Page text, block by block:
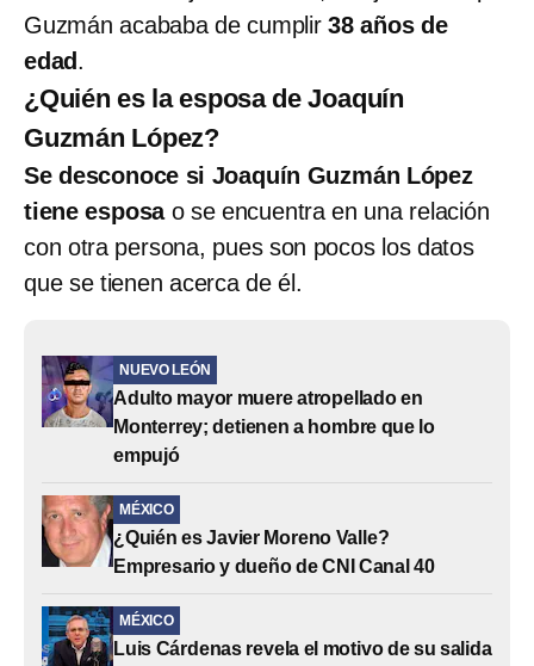
Guzmán acababa de cumplir38 años de
edad .
¿Quién es la esposa de Joaquín
Guzmán López?
Se desconoce si Joaquín Guzmán López
tiene esposao se encuentra en una relación
con otra persona, pues son pocos los datos
que se tienen acerca de él.
NUEVO LEÓN
Adulto mayor muere atropellado en
Monterrey; detienen a hombre que lo
empujó
MÉXICO
¿Quién es Javier Moreno Valle?
Empresario y dueño de CNI Canal 40
MÉXICO
Luis Cárdenas revela el motivo de su salida